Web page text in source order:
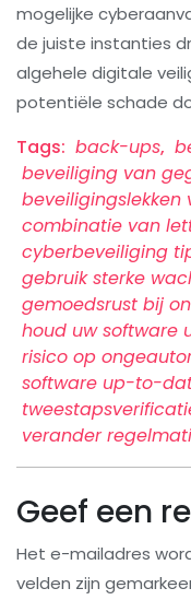
mogelijke
de juiste instanties
algehele digitale
potentiële schade
Tags: back-ups,
beveiliging van
beveiligingslekken
combinatie van
cyberbeveiliging
gebruik sterke
gemoedsrust bij
houd uw software
risico op
software up-to-
verander
Geef een
Het e-mailadres
velden zijn